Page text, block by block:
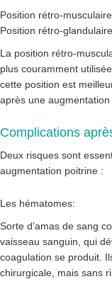
Position rétro-musculaire
Position rétro-glandulaire
La position rétro-
plus couramment
cette position est
après une
Complications
Deux risques sont
augmentation poitrine :
Les hématomes:
Sorte d’amas de sang
vaisseau sanguin, qui
coagulation se produit.
chirurgicale, mais sans